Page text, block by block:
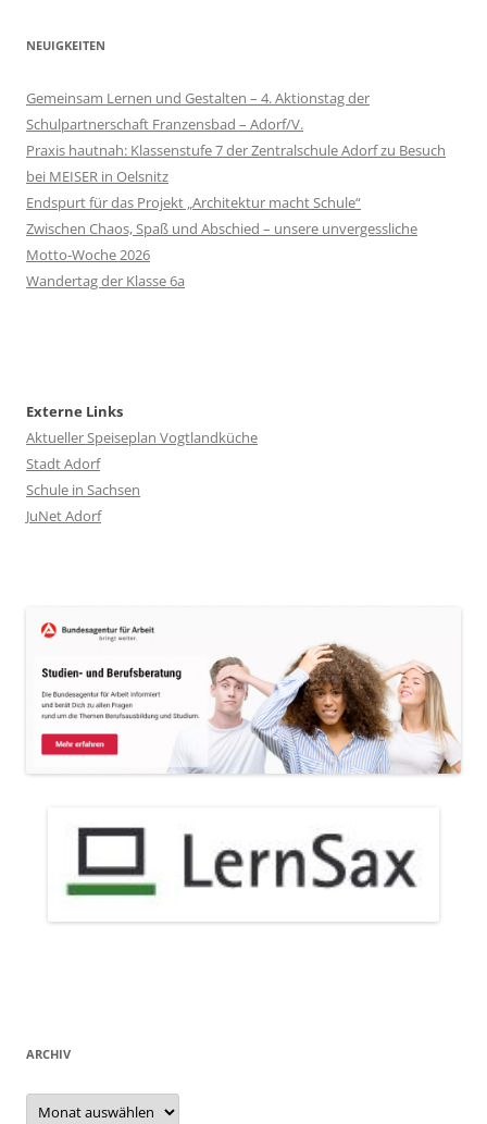
NEUIGKEITEN
Gemeinsam Lernen und Gestalten – 4. Aktionstag der
Schulpartnerschaft Franzensbad – Adorf/V.
Praxis hautnah: Klassenstufe 7 der Zentralschule Adorf zu Besuch
bei MEISER in Oelsnitz
Endspurt für das Projekt „Architektur macht Schule“
Zwischen Chaos, Spaß und Abschied – unsere unvergessliche
Motto-Woche 2026
Wandertag der Klasse 6a
Externe Links
Aktueller Speiseplan Vogtlandküche
Stadt Adorf
Schule in Sachsen
JuNet Adorf
ARCHIV
Archiv